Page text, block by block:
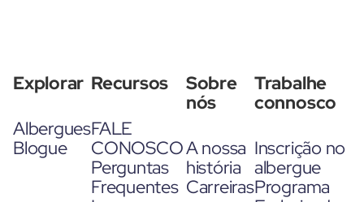
Explorar
Albergues
Blogue
Recursos
FALE
CONOSCO
Perguntas
Frequentes
Sobre
nós
A nossa
história
Carreiras
Trabalhe
connosco
Inscrição no
albergue
Programa